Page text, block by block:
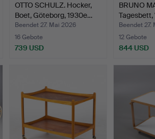
OTTO SCHULZ. Hocker,
Boet, Göteborg, 1930e…
Beendet 27. Mai 2026
16 Gebote
739 USD
BRUNO
Tagesbett,
Beendet 27.
12 Gebote
844 USD